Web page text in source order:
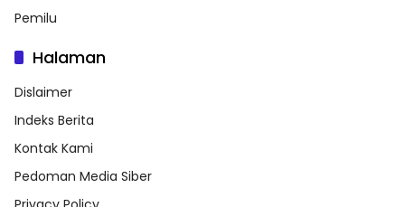
Pemilu
Halaman
Dislaimer
Indeks Berita
Kontak Kami
Pedoman Media Siber